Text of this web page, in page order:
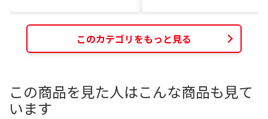
このカテゴリをもっと見る
この商品を見た人はこんな商品も見て
います